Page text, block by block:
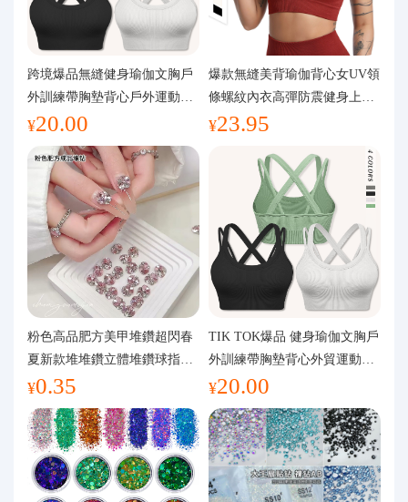
物流資訊
代購問答
關於我們
跨境爆品無縫健身瑜伽文胸戶
外訓練帶胸墊背心戶外運動瑜
伽服女
¥20.00
爆款無縫美背瑜伽背心女UV領
條螺紋內衣高彈防震健身上裝
運動文胸
¥23.95
粉色高品肥方美甲堆鑽超閃春
夏新款堆堆鑽立體堆鑽球指甲
裝飾品
¥0.35
TIK TOK爆品 健身瑜伽文胸戶
外訓練帶胸墊背心外貿運動瑜
伽服女
¥20.00